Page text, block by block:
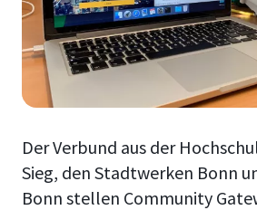
Der Verbund aus der
Sieg, den Stadtwerken Bonn
Bonn stellen Community